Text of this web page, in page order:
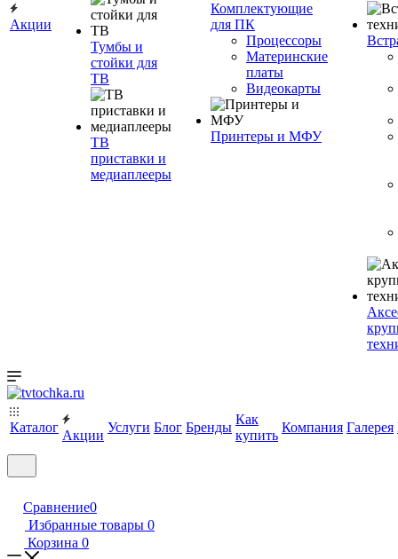
Акции
Тумбы и
стойки для
ТВ
ТВ
приставки и
медиаплееры
Комплектующие
для ПК
Процессоры
Материнские
платы
Видеокарты
Принтеры и МФУ
Каталог
Акции
Услуги Блог Бренды
Как
купить
Компания Галерея
Сравнение0
Избранные товары 0
Корзина 0